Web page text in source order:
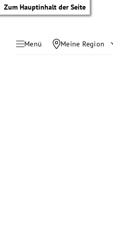
Zum Hauptinhalt der Seite
Menü Meine Region